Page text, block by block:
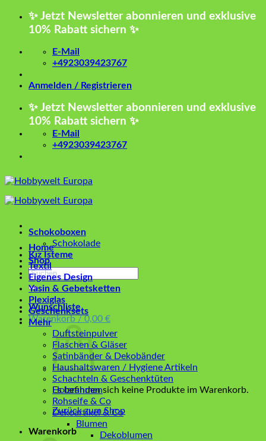
Zum
✨ Jetzt Newsletter abonnieren und exklusive
10% Rabatt sichern ✨
E-Mail
+4923039423767
Anmelden / Registrieren
✨ Jetzt Newsletter abonnieren und exklusive
10% Rabatt sichern ✨
E-Mail
+4923039423767
Home
Shop
Suchen
nach:
Wunschliste
Warenkorb / 0,00 €
Es befinden sich keine Produkte im Warenkorb.
Zurück zum Shop
Warenkorb
Schokoboxen
Schokolade
Kız İsteme
Textil
Eigenes Design
Yasin & Gebetsketten
Plexiglas
Geschenksets
Mehr
Duftsteinpulver
Flaschen & Gläser
Satinbänder & Dekobänder
Haushaltswaren / Hygiene Artikeln
Schachteln & Geschenktüten
Holzrahmen
Rohseife & Co
Dekoartikel & Co
Blumen
Dekoblumen